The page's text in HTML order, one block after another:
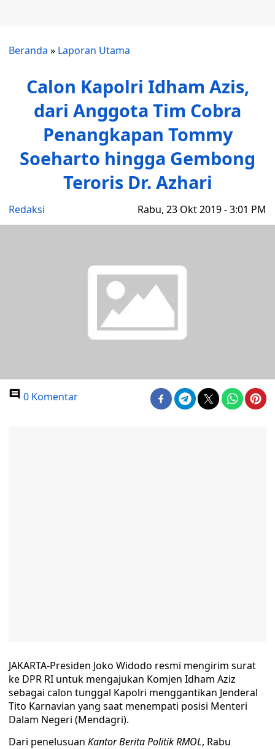
Beranda » Laporan Utama
Calon Kapolri Idham Azis,
dari Anggota Tim Cobra
Penangkapan Tommy
Soeharto hingga Gembong
Teroris Dr. Azhari
Redaksi Rabu, 23 Okt 2019 - 3:01 PM
0 Komentar
JAKARTA-Presiden Joko Widodo resmi mengirim surat
ke DPR RI untuk mengajukan Komjen Idham Aziz
sebagai calon tunggal Kapolri menggantikan Jenderal
Tito Karnavian yang saat menempati posisi Menteri
Dalam Negeri (Mendagri).
Dari penelusuan Kantor Berita Politik RMOL, Rabu